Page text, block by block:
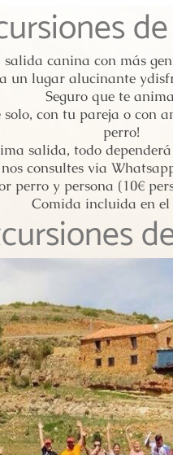
salida canina con más
un lugar alucinante
Seguro que te
solo, con tu pareja o con
perro!
salida, todo
consultes via
perro y persona (10€
Comida incluida en el